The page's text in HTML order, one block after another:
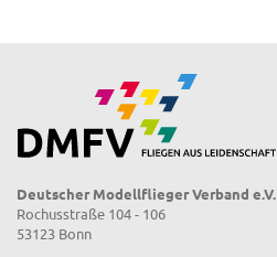
Deutscher Modellflieger Verband e.V.
Rochusstraße 104 - 106
53123 Bonn